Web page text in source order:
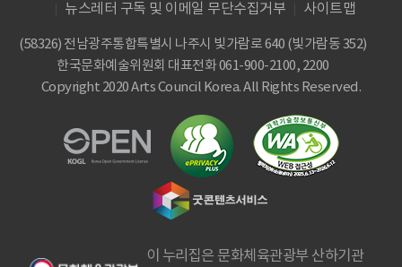
뉴스레터 구독 및 이메일 무단수집거부
사이트맵
(58326) 전남광주통합특별시 나주시 빛가람로 640 (빛가람동 352)
한국문화예술위원회 대표전화 061-900-2100, 2200
Copyright 2020 Arts Council Korea. All Rights Reserved.
이 누리집은 문화체육관광부 산하기관